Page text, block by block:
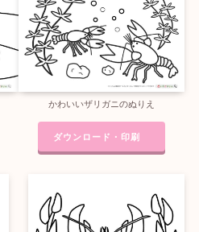
かわいいザリガニのぬりえ
ダウンロード・印刷